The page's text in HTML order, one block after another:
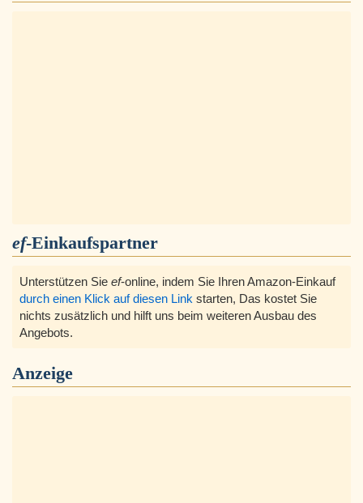
ef-Einkaufspartner
Unterstützen Sie ef-online, indem Sie Ihren Amazon-Einkauf
durch einen Klick auf diesen Link starten, Das kostet Sie
nichts zusätzlich und hilft uns beim weiteren Ausbau des
Angebots.
Anzeige